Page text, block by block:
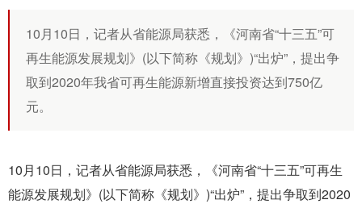
10月10日，记者从省能源局获悉，《河南省“十三五”可
再生能源发展规划》(以下简称《规划》)“出炉”，提出争
取到2020年我省可再生能源新增直接投资达到750亿
元。
10月10日，记者从省能源局获悉，《河南省“十三五”可再生
能源发展规划》(以下简称《规划》)“出炉”，提出争取到2020